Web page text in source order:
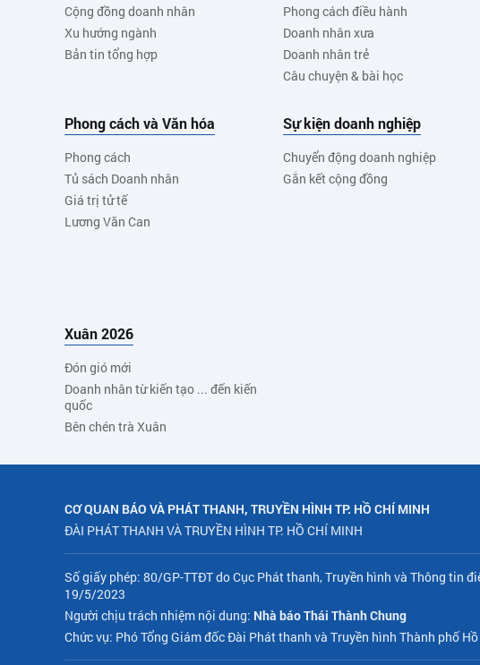
Cộng đồng doanh nhân
Xu hướng ngành
Bản tin tổng hợp
Phong cách điều hành
Doanh nhân xưa
Doanh nhân trẻ
Câu chuyện & bài học
Phong cách và Văn hóa
Phong cách
Tủ sách Doanh nhân
Giá trị tử tế
Lương Văn Can
Sự kiện doanh nghiệp
Chuyển động doanh nghiệp
Gắn kết cộng đồng
Xuân 2026
Đón gió mới
Doanh nhân từ kiến tạo ... đến kiến
quốc
Bên chén trà Xuân
CƠ QUAN BÁO VÀ PHÁT THANH, TRUYỀN HÌNH TP. HỒ CHÍ MINH
ĐÀI PHÁT THANH VÀ TRUYỀN HÌNH TP. HỒ CHÍ MINH
Số giấy phép: 80/GP-TTĐT do Cục Phát thanh, Truyền hình và Thông tin
19/5/2023
Người chịu trách nhiệm nội dung: Nhà báo Thái Thành Chung
Chức vụ: Phó Tổng Giám đốc Đài Phát thanh và Truyền hình Thành phố